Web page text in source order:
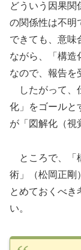
どういう因果関
の関係性は不明
できても、意味
ながら、「構造
なので、報告を
したがって、
化」をゴールと
が「図解化（視
ところで、「
術」（松岡正剛
とめておくべき
い。